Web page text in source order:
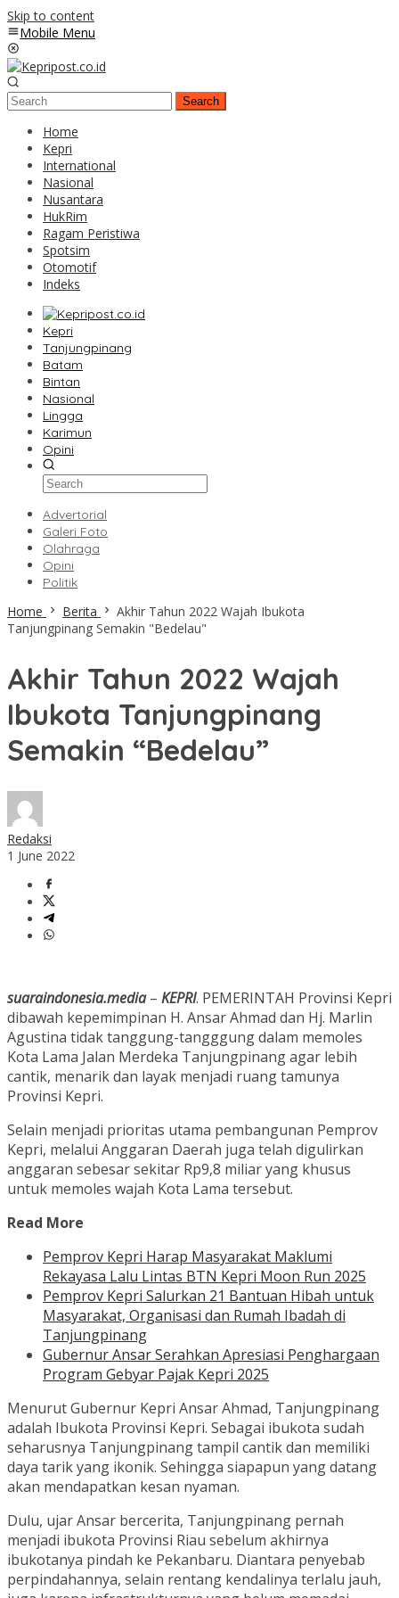
Skip to content
Mobile Menu
Search
Home
Kepri
International
Nasional
Nusantara
HukRim
Ragam Peristiwa
Spotsim
Otomotif
Indeks
Kepri
Tanjungpinang
Batam
Bintan
Nasional
Lingga
Karimun
Opini
Advertorial
Galeri Foto
Olahraga
Opini
Politik
Home Berita
Akhir Tahun 2022 Wajah Ibukota
Tanjungpinang Semakin "Bedelau"
Akhir Tahun 2022 Wajah
Ibukota Tanjungpinang
Semakin “Bedelau”
Redaksi
1 June 2022
suaraindonesia.media– KEPRI. PEMERINTAH Provinsi Kepri
dibawah kepemimpinan H. Ansar Ahmad dan Hj. Marlin
Agustina tidak tanggung-tangggung dalam memoles
Kota Lama Jalan Merdeka Tanjungpinang agar lebih
cantik, menarik dan layak menjadi ruang tamunya
Provinsi Kepri.
Selain menjadi prioritas utama pembangunan Pemprov
Kepri, melalui Anggaran Daerah juga telah digulirkan
anggaran sebesar sekitar Rp9,8 miliar yang khusus
untuk memoles wajah Kota Lama tersebut.
Read More
Pemprov Kepri Harap Masyarakat Maklumi
Rekayasa Lalu Lintas BTN Kepri Moon Run 2025
Pemprov Kepri Salurkan 21 Bantuan Hibah untuk
Masyarakat, Organisasi dan Rumah Ibadah di
Tanjungpinang
Gubernur Ansar Serahkan Apresiasi Penghargaan
Program Gebyar Pajak Kepri 2025
Menurut Gubernur Kepri Ansar Ahmad, Tanjungpinang
adalah Ibukota Provinsi Kepri. Sebagai ibukota sudah
seharusnya Tanjungpinang tampil cantik dan memiliki
daya tarik yang ikonik. Sehingga siapapun yang datang
akan mendapatkan kesan nyaman.
Dulu, ujar Ansar bercerita, Tanjungpinang pernah
menjadi ibukota Provinsi Riau sebelum akhirnya
ibukotanya pindah ke Pekanbaru. Diantara penyebab
perpindahannya, selain rentang kendalinya terlalu jauh,